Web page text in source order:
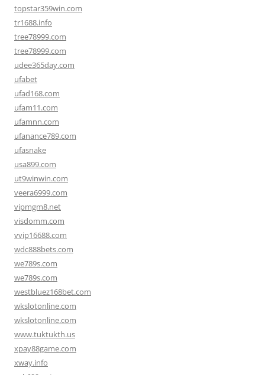
topstar359win.com
tr1688.info
tree78999.com
tree78999.com
udee365day.com
ufabet
ufad168.com
ufam11.com
ufamnn.com
ufanance789.com
ufasnake
usa899.com
ut9winwin.com
veera6999.com
vipmgm8.net
visdomm.com
vvip16688.com
wdc888bets.com
we789s.com
we789s.com
westbluez168bet.com
wkslotonline.com
wkslotonline.com
www.tuktukth.us
xpay88game.com
xway.info